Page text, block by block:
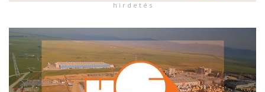
h i r d e t é s